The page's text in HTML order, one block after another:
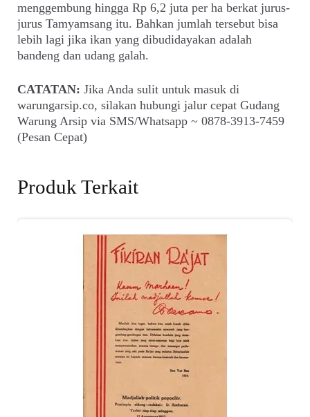
menggembung hingga Rp 6,2 juta per ha berkat jurus-
jurus Tamyamsang itu. Bahkan jumlah tersebut bisa
lebih lagi jika ikan yang dibudidayakan adalah
bandeng dan udang galah.
CATATAN: Jika Anda sulit untuk masuk di
warungarsip.co, silakan hubungi jalur cepat Gudang
Warung Arsip via SMS/Whatsapp ~ 0878-3913-7459
(Pesan Cepat)
Produk Terkait